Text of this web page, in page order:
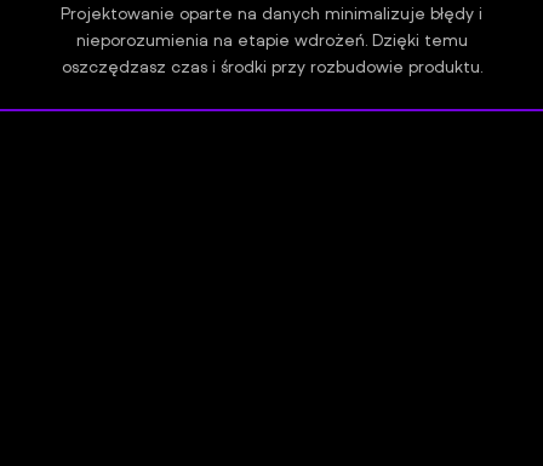
Projektowanie oparte na danych minimalizuje błędy i
nieporozumienia na etapie wdrożeń. Dzięki temu
oszczędzasz czas i środki przy rozbudowie produktu.